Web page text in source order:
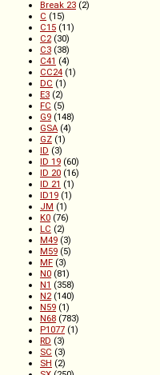
Break 23 (2)
C (15)
C15 (11)
C2(30)
C3 (38)
C41 (4)
CC24 (1)
DC (1)
E3 (2)
FC (5)
G9 (148)
GSA (4)
GZ (1)
ID (3)
ID 19 (60)
ID 20 (16)
ID 21 (1)
ID19 (1)
JM (1)
K0 (76)
LC (2)
M49 (3)
M59 (5)
MF (3)
N0 (81)
N1 (358)
N2(140)
N59 (1)
N68 (783)
P1077 (1)
RD (3)
SC (3)
SH (2)